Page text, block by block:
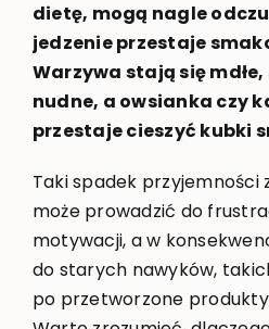
dietę, mogą nagle
jedzenie przestaje
Warzywa stają się mdłe,
nudne, a owsianka czy
przestaje cieszyć kubki
Taki spadek przyjemności
może prowadzić do
motywacji, a w
do starych nawyków,
po przetworzone produkty